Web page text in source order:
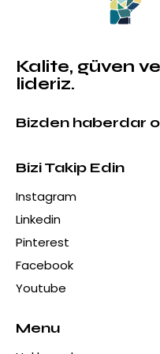
Kalite, güven
lideriz.
Bizden haberdar
Bizi Takip Edin
Instagram
Linkedin
Pinterest
Facebook
Youtube
Menu